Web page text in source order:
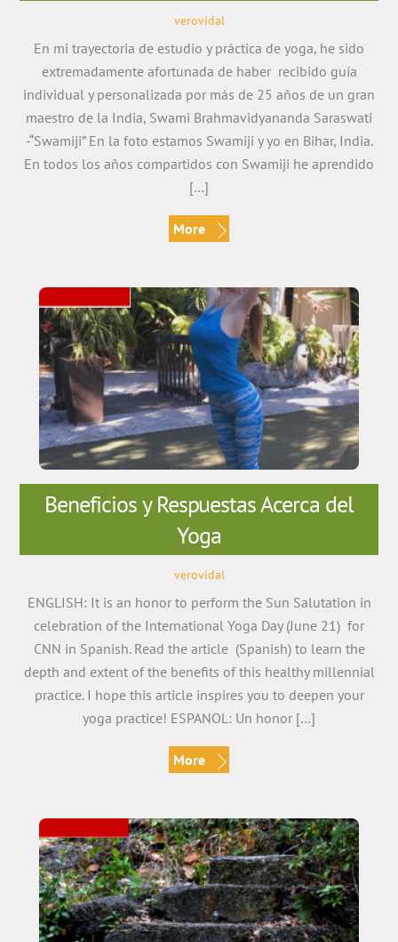
verovidal
En mi trayectoria de estudio y práctica de yoga, he sido
extremadamente afortunada de haber recibido guía
individual y personalizada por más de 25 años de un gran
maestro de la India, Swami Brahmavidyananda Saraswati
-“Swamiji” En la foto estamos Swamiji y yo en Bihar, India.
En todos los años compartidos con Swamiji he aprendido
[…]
More
Beneficios y Respuestas Acerca del
Yoga
verovidal
ENGLISH: It is an honor to perform the Sun Salutation in
celebration of the International Yoga Day (June 21) for
CNN in Spanish. Read the article (Spanish) to learn the
depth and extent of the benefits of this healthy millennial
practice. I hope this article inspires you to deepen your
yoga practice! ESPANOL: Un honor […]
More